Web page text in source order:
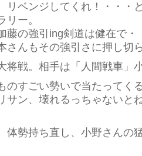
リベンジしてくれ！・・・
リー。
藤の強引ing剣道は健在で・
さんもその強引さに押し切
将戦。相手は「人間戦車」
のすごい勢いで当たってく
サン、壊れるっちゃないと
体勢持ち直し、小野さんの